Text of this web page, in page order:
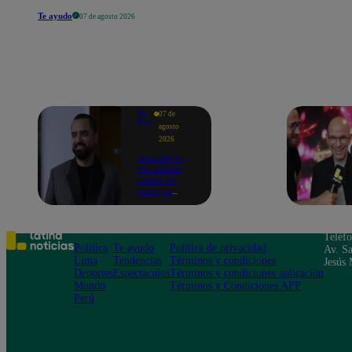
Te ayudo 07 de agosto 2026
Yo
Soy
07 de
agosto
2026
"En Latina
me siento
como en
casa, lo
emocionado
por estreno
de Yo Soy
2026
Política
Lima
Deportes
Mundo
Perú
Te ayudo
Tendencias
Espectáculos
Política de privacidad
Términos y condiciones
Términos y condiciones aplicación
Términos y Condiciones APP
Av.
Jesús